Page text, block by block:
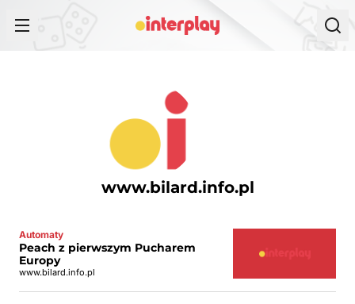
www.bilard.info.pl
Automaty
Peach z pierwszym Pucharem
Europy
www.bilard.info.pl